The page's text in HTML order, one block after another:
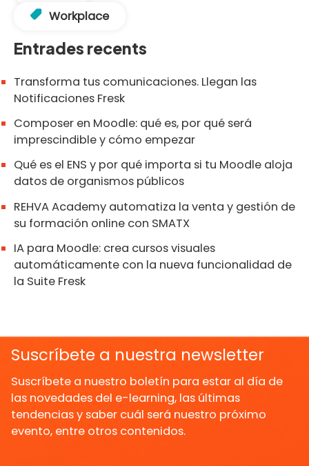
Workplace
Entrades recents
Transforma tus comunicaciones. Llegan las
Notificaciones Fresk
Composer en Moodle: qué es, por qué será
imprescindible y cómo empezar
Qué es el ENS y por qué importa si tu Moodle aloja
datos de organismos públicos
REHVA Academy automatiza la venta y gestión de
su formación online con SMATX
IA para Moodle: crea cursos visuales
automáticamente con la nueva funcionalidad de
la Suite Fresk
Suscríbete a nuestra newsletter
Suscríbete a nuestro boletín para estar al día de
las novedades del e-learning, las últimas
tendencias y saber cuál será nuestro próximo
evento, entre otros contenidos.